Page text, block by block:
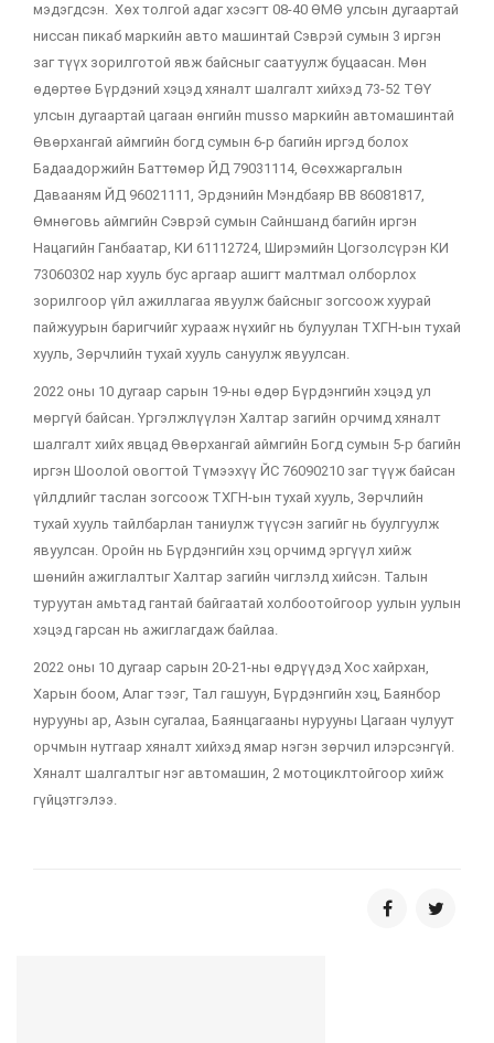
мэдэгдсэн. Хөх толгой адаг хэсэгт 08-40 ӨМӨ улсын дугаартай
ниссан пикаб маркийн авто машинтай Сэврэй сумын 3 иргэн
заг түүх зорилготой явж байсныг саатуулж буцаасан. Мөн
өдөртөө Бүрдэний хэцэд хяналт шалгалт хийхэд 73-52 ТӨҮ
улсын дугаартай цагаан өнгийн musso маркийн автомашинтай
Өвөрхангай аймгийн богд сумын 6-р багийн иргэд болох
Бадаадоржийн Баттөмөр ЙД 79031114, Өсөхжаргалын
Давааням ЙД 96021111, Эрдэнийн Мэндбаяр ВВ 86081817,
Өмнөговь аймгийн Сэврэй сумын Сайншанд багийн иргэн
Нацагийн Ганбаатар, КИ 61112724, Ширэмийн Цогзолсүрэн КИ
73060302 нар хууль бус аргаар ашигт малтмал олборлох
зорилгоор үйл ажиллагаа явуулж байсныг зогсоож хуурай
пайжуурын баригчийг хурааж нүхийг нь булуулан ТХГН-ын тухай
хууль, Зөрчлийн тухай хууль сануулж явуулсан.
2022 оны 10 дугаар сарын 19-ны өдөр Бүрдэнгийн хэцэд ул
мөргүй байсан. Үргэлжлүүлэн Халтар загийн орчимд хяналт
шалгалт хийх явцад Өвөрхангай аймгийн Богд сумын 5-р багийн
иргэн Шоолой овогтой Түмээхүү ЙС 76090210 заг түүж байсан
үйлдлийг таслан зогсоож ТХГН-ын тухай хууль, Зөрчлийн
тухай хууль тайлбарлан таниулж түүсэн загийг нь буулгуулж
явуулсан. Оройн нь Бүрдэнгийн хэц орчимд эргүүл хийж
шөнийн ажиглалтыг Халтар загийн чиглэлд хийсэн. Талын
туруутан амьтад гантай байгаатай холбоотойгоор уулын уулын
хэцэд гарсан нь ажиглагдаж байлаа.
2022 оны 10 дугаар сарын 20-21-ны өдрүүдэд Хос хайрхан,
Харын боом, Алаг тээг, Тал гашуун, Бүрдэнгийн хэц, Баянбор
нурууны ар, Азын сугалаа, Баянцагааны нурууны Цагаан чулуут
орчмын нутгаар хяналт хийхэд ямар нэгэн зөрчил илэрсэнгүй.
Хяналт шалгалтыг нэг автомашин, 2 мотоциклтойгоор хийж
гүйцэтгэлээ.